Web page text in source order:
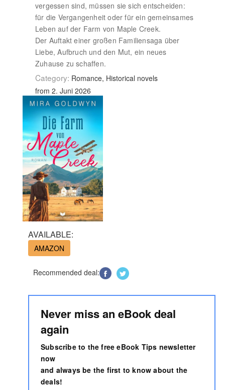
vergessen sind, müssen sie sich entscheiden:
für die Vergangenheit oder für ein gemeinsames
Leben auf der Farm von Maple Creek.
Der Auftakt einer großen Familiensaga über
Liebe, Aufbruch und den Mut, ein neues
Zuhause zu schaffen.
Category: Romance, Historical novels
from 2. Juni 2026
AVAILABLE:
AMAZON
Recommended deal:
Never miss an eBook deal
again
Subscribe to the free eBook Tips newsletter
now
and always be the first to know about the
deals!